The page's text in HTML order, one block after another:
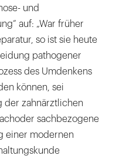
und
auf: „War früher
so ist sie heute
pathogener
des Umdenkens
können, sei
der zahnärztlichen
sachbezogene
einer modernen